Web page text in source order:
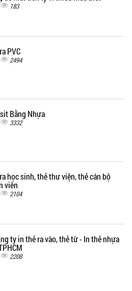
183
PVC
2494
Bằng Nhựa
3332
học sinh, thẻ thư viện, thẻ cán bộ
viên
2104
ty in thẻ ra vào, thẻ từ - In thẻ nhựa
2208